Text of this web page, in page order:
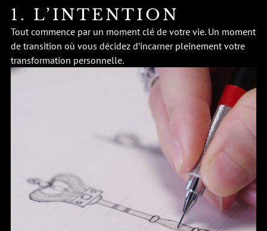
1. L’INTENTION
Tout commence par un moment clé de votre vie. Un moment
de transition où vous décidez d’incarner pleinement votre
transformation personnelle.